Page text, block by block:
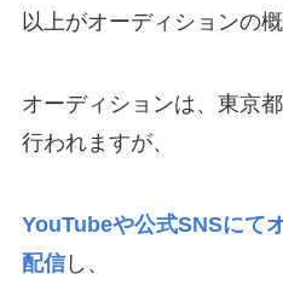
以上がオーディションの
オーディションは、東京
行われますが、
YouTubeや公式SNSにて
配信し、